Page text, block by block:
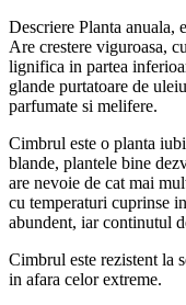
Descriere Planta anuala,
Are crestere viguroasa,
lignifica in partea
glande purtatoare de
parfumate si melifere.
Cimbrul este o planta
blande, plantele bine
are nevoie de cat mai
cu temperaturi cuprinse
abundent, iar continutul
Cimbrul este rezistent la
in afara celor extreme.